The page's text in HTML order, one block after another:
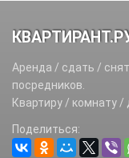
Аренда / сдать /
посредников.
Квартиру / комнату
Поделиться: